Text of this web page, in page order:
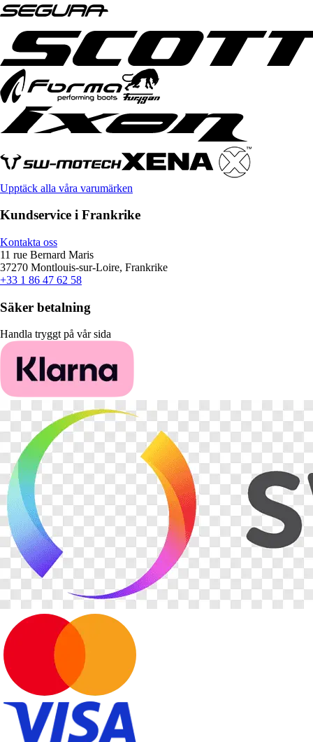
Upptäck alla våra varumärken
Kundservice i Frankrike
Kontakta oss
11 rue Bernard Maris
37270 Montlouis-sur-Loire, Frankrike
+33 1 86 47 62 58
Säker betalning
Handla tryggt på vår sida